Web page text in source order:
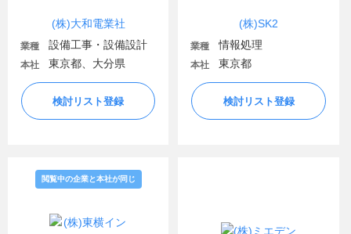
(株)大和電業社
業種 設備工事・設備設計
本社 東京都、大分県
検討リスト登録
(株)SK2
業種 情報処理
本社 東京都
検討リスト登録
閲覧中の企業と本社が同じ